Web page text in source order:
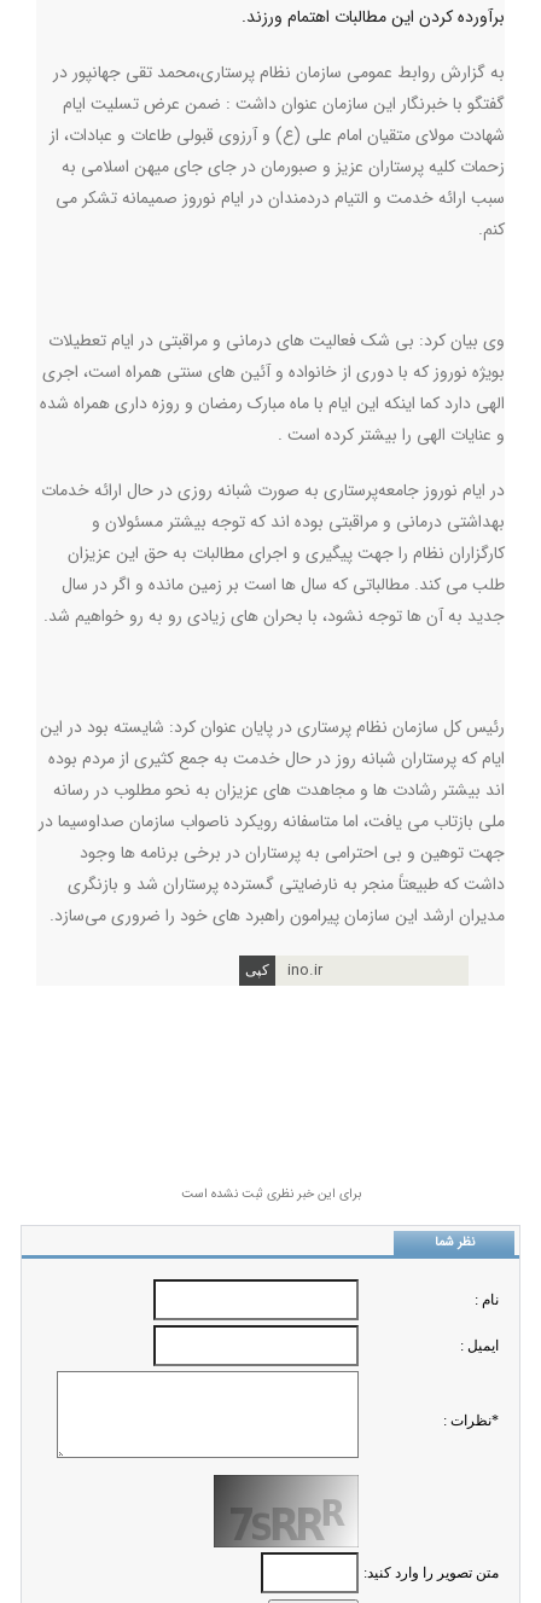
برآورده کردن این مطالبات اهتمام ورزند.
به گزارش روابط عمومي سازمان نظام پرستاری،محمد تقی جهانپور در
گفتگو با خبرنگار این سازمان عنوان داشت : ضمن عرض تسلیت ایام
شهادت مولای متقیان امام علی (ع) و آرزوی قبولی طاعات و عبادات، از
زحمات کلیه پرستاران عزیز و صبورمان در جای جای میهن اسلامی به
سبب ارائه خدمت و التیام دردمندان در ایام نوروز صمیمانه تشکر می
کنم.
وی‌ بیان کرد: بی شک فعالیت های درمانی و مراقبتی در ایام تعطیلات
بویژه نوروز که با دوری از خانواده و آئین های سنتی همراه است، اجری
الهی دارد کما اینکه این ایام با ماه مبارک رمضان و روزه داری همراه شده
و عنایات الهی را بیشتر کرده است .
در ایام نوروز جامعه‌پرستاری به صورت شبانه روزی در حال ارائه خدمات
بهداشتی درمانی و مراقبتی بوده اند که توجه بیشتر مسئولان و
کارگزاران نظام را جهت پیگیری و اجرای مطالبات به حق این عزیزان
طلب می کند. مطالباتی که سال ها است بر زمین مانده و اگر در سال
جدید به آن ها توجه نشود، با بحران های زیادی رو به رو خواهیم شد.
رئیس کل سازمان نظام پرستاری در پایان عنوان کرد: شایسته بود در این
ایام که پرستاران شبانه روز در حال خدمت به جمع کثیری از مردم بوده
اند بیشتر رشادت ها و مجاهدت های عزیزان به نحو مطلوب در رسانه
ملی بازتاب می یافت، اما متاسفانه رویکرد ناصواب سازمان صداوسیما در
جهت توهین و بی احترامی به پرستاران در برخی برنامه ها وجود
داشت که طبیعتاً منجر به نارضایتی گسترده پرستاران شد و بازنگری
مدیران ارشد این سازمان پیرامون راهبرد های خود را ضروری می‌سازد.
ino.ir
برای این خبر نظری ثبت نشده است
نظر شما
نام :
ايميل :
*نظرات :
متن تصویر را وارد کنید: